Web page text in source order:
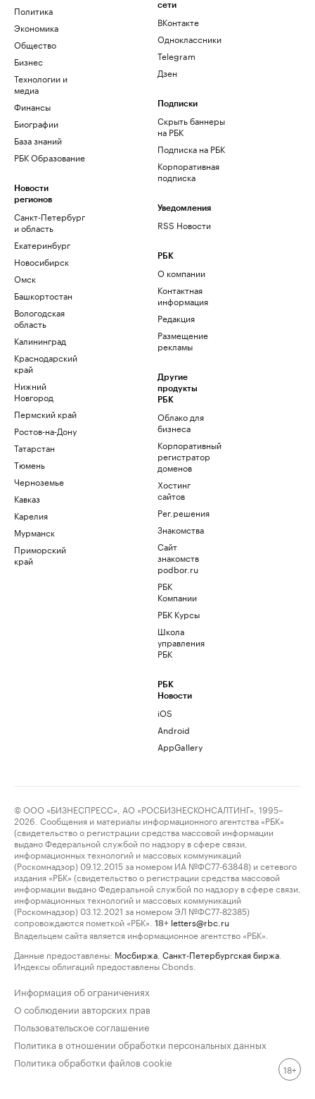
Политика
Экономика
Общество
Бизнес
Технологии и
медиа
Финансы
Биографии
База знаний
РБК Образование
Новости
регионов
Санкт-Петербург
и область
Екатеринбург
Новосибирск
Омск
Башкортостан
Вологодская
область
Калининград
Краснодарский
край
Нижний
Новгород
Пермский край
Ростов-на-Дону
Татарстан
Тюмень
Черноземье
Кавказ
Карелия
Мурманск
Приморский
край
сети
ВКонтакте
Одноклассники
Telegram
Дзен
Подписки
Скрыть баннеры
на РБК
Подписка на РБК
Корпоративная
подписка
Уведомления
RSS Новости
РБК
О компании
Контактная
информация
Редакция
Размещение
рекламы
Другие
продукты
РБК
Облако для
бизнеса
Корпоративный
регистратор
доменов
Хостинг
сайтов
Рег.решения
Знакомства
Сайт
знакомств
podbor.ru
РБК
Компании
РБК Курсы
Школа
управления
РБК
РБК
Новости
iOS
Android
AppGallery
© ООО «БИЗНЕСПРЕСС», АО «РОСБИЗНЕСКОНСАЛТИНГ», 1995–
2026. Сообщения и материалы информационного агентства «РБК»
(свидетельство о регистрации средства массовой информации
выдано Федеральной службой по надзору в сфере связи,
информационных технологий и массовых коммуникаций
(Роскомнадзор) 09.12.2015 за номером ИА №ФС77-63848) и сетевого
издания «РБК» (свидетельство о регистрации средства массовой
информации выдано Федеральной службой по надзору в сфере связи,
информационных технологий и массовых коммуникаций
(Роскомнадзор) 03.12.2021 за номером ЭЛ №ФС77-82385)
сопровождаются пометкой «РБК».
18+ letters@rbc.ru
Владельцем сайта является информационное агентство «РБК».
Данные предоставлены: Мосбиржа Санкт-Петербургская биржа
Индексы облигаций предоставлены Cbonds.
Информация об ограничениях
О соблюдении авторских прав
Пользовательское соглашение
Политика в отношении обработки персональных данных
Политика обработки файлов cookie
18+